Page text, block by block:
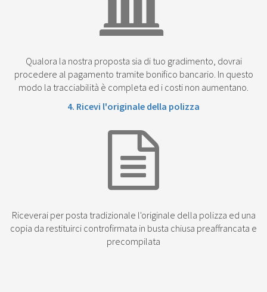
Qualora la nostra proposta sia di tuo gradimento, dovrai
procedere al pagamento tramite bonifico bancario. In questo
modo la tracciabilità è completa ed i costi non aumentano.
4. Ricevi l'originale della polizza
Riceverai per posta tradizionale l'originale della polizza ed una
copia da restituirci controfirmata in busta chiusa preaffrancata e
precompilata